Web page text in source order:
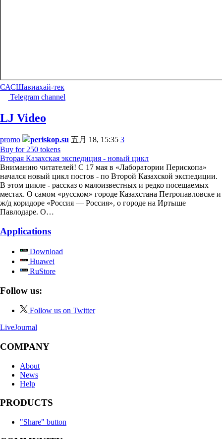
САСШавиахай-тек
Telegram channel
LJ Video
promo periskop.su 五月 18, 15:35 3
Buy for 250 tokens
Вторая Казахская экспедиция - новый цикл
Вниманию читателей! С 17 мая в «Лаборатории Перископа»
начался новый цикл постов - по Второй Казахской экспедиции.
В этом цикле - рассказ о малоизвестных и редко посещаемых
местах. О самом «русском» городе Казахстана Петропавловске и
ж/д коридоре «Россия — Россия», о городе на Иртыше
Павлодаре. О…
Applications
Download
Huawei
RuStore
Follow us:
Follow us on Twitter
LiveJournal
COMPANY
About
News
Help
PRODUCTS
"Share" button